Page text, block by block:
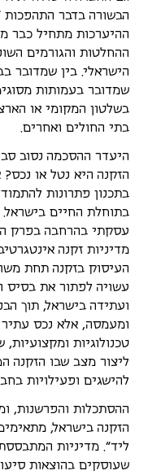
הבשורה בדבר התהפכות
ההיערכות מתחיל כבר
ההחלטות והגורמים
הישראלי. בין שמדובר
שמדובר בעמותות
בשלטון המקומי או
בתי החולים ואחרים.
היעדר ההסכמה נסוב
הזקנה היא נטל או
בתכנון פתרונות
בתוחלת החיים
עסקתי בהרחבה בפרק
מדיניות זקנה
העיסוק בזקנה תחת
עשויה לפתור את בסיס
ועתידה בישראל, תוך
ומעמסה, אלא נכס עתיר
טכנולוגיות
ליצור מצב שבו הזקנה
להישגים ופעילויות
ההסתכלות והפרשנות,
הזקנה בישראל,
ליד". מדיניות
שעוסקים בהוצאות